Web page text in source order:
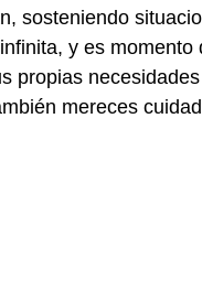
sosteniendo
y es momento
propias
mereces